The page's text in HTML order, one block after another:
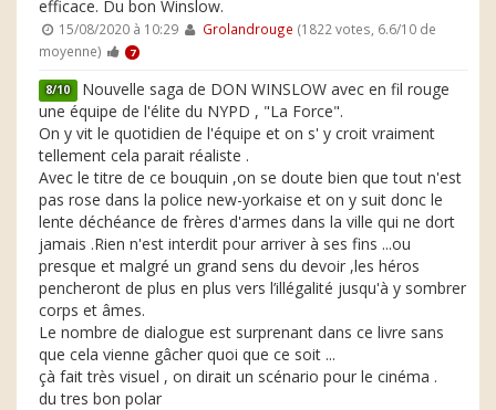
efficace. Du bon Winslow.
15/08/2020 à 10:29 Grolandrouge (1822 votes, 6.6/10 de
moyenne)
7
8/10 Nouvelle saga de DON WINSLOW avec en fil rouge
une équipe de l'élite du NYPD , "La Force".
On y vit le quotidien de l'équipe et on s' y croit vraiment
tellement cela parait réaliste .
Avec le titre de ce bouquin ,on se doute bien que tout n'est
pas rose dans la police new-yorkaise et on y suit donc le
lente déchéance de frères d'armes dans la ville qui ne dort
jamais .Rien n'est interdit pour arriver à ses fins ...ou
presque et malgré un grand sens du devoir ,les héros
pencheront de plus en plus vers l’illégalité jusqu'à y sombrer
corps et âmes.
Le nombre de dialogue est surprenant dans ce livre sans
que cela vienne gâcher quoi que ce soit ...
çà fait très visuel , on dirait un scénario pour le cinéma .
du tres bon polar